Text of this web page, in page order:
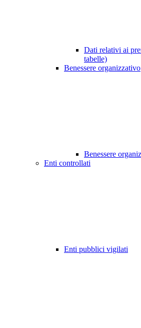
Dati relativi ai
tabelle)
Benessere organizzativo
Benessere
Enti controllati
Enti pubblici vigilati